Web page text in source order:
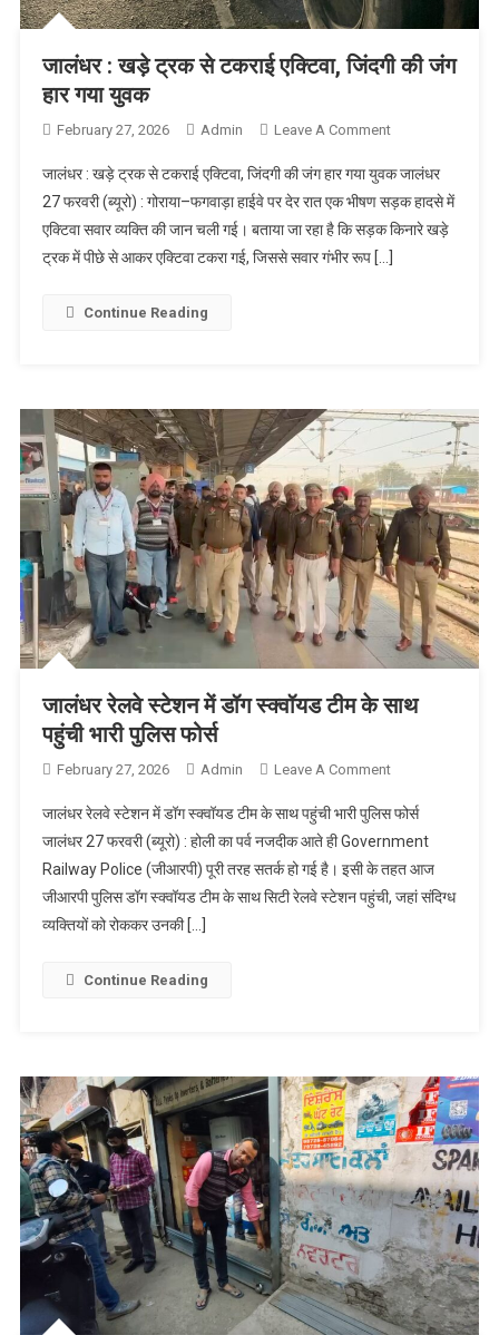
जालंधर : खड़े ट्रक से टकराई एक्टिवा, जिंदगी की जंग
हार गया युवक
February 27, 2026 Admin Leave A CommentOn जालंधर :
टकराई एक्टिवा,
जिंदगी की जंग
हार गया युवक
जालंधर : खड़े ट्रक से टकराई एक्टिवा, जिंदगी की जंग हार गया युवक जालंधर
27 फरवरी (ब्यूरो) : गोराया–फगवाड़ा हाईवे पर देर रात एक भीषण सड़क हादसे में
एक्टिवा सवार व्यक्ति की जान चली गई। बताया जा रहा है कि सड़क किनारे खड़े
ट्रक में पीछे से आकर एक्टिवा टकरा गई, जिससे सवार गंभीर रूप […]
Continue Reading
जालंधर रेलवे स्टेशन में डॉग स्क्वॉयड टीम के साथ
पहुंची भारी पुलिस फोर्स
February 27, 2026 Admin Leave A CommentOn जालंधर रेलवे
स्क्वॉयड टीम के
साथ पहुंची भारी
पुलिस फोर्स
जालंधर रेलवे स्टेशन में डॉग स्क्वॉयड टीम के साथ पहुंची भारी पुलिस फोर्स
जालंधर 27 फरवरी (ब्यूरो) : होली का पर्व नजदीक आते ही Government
Railway Police (जीआरपी) पूरी तरह सतर्क हो गई है। इसी के तहत आज
जीआरपी पुलिस डॉग स्क्वॉयड टीम के साथ सिटी रेलवे स्टेशन पहुंची, जहां संदिग्ध
व्यक्तियों को रोककर उनकी […]
Continue Reading